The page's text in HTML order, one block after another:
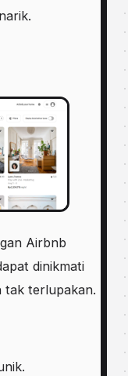
Airbnb
dinikmati
tak terlupakan.